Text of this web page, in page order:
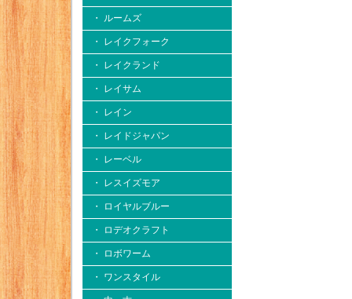
・ ルームズ
・ レイクフォーク
・ レイクランド
・ レイサム
・ レイン
・ レイドジャパン
・ レーベル
・ レスイズモア
・ ロイヤルブルー
・ ロデオクラフト
・ ロボワーム
・ ワンスタイル